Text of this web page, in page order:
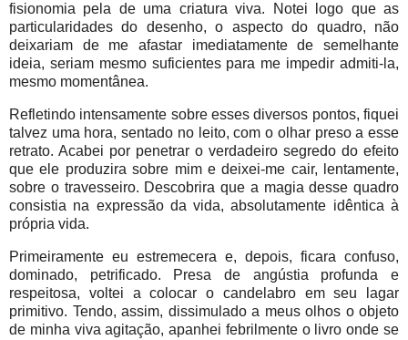
fisionomia pela de uma criatura viva. Notei logo que as
particularidades do desenho, o aspecto do quadro, não
deixariam de me afastar imediatamente de semelhante
ideia, seriam mesmo suficientes para me impedir admiti-la,
mesmo momentânea.
Refletindo intensamente sobre esses diversos pontos, fiquei
talvez uma hora, sentado no leito, com o olhar preso a esse
retrato. Acabei por penetrar o verdadeiro segredo do efeito
que ele produzira sobre mim e deixei-me cair, lentamente,
sobre o travesseiro. Descobrira que a magia desse quadro
consistia na expressão da vida, absolutamente idêntica à
própria vida.
Primeiramente eu estremecera e, depois, ficara confuso,
dominado, petrificado. Presa de angústia profunda e
respeitosa, voltei a colocar o candelabro em seu lagar
primitivo. Tendo, assim, dissimulado a meus olhos o objeto
de minha viva agitação, apanhei febrilmente o livro onde se